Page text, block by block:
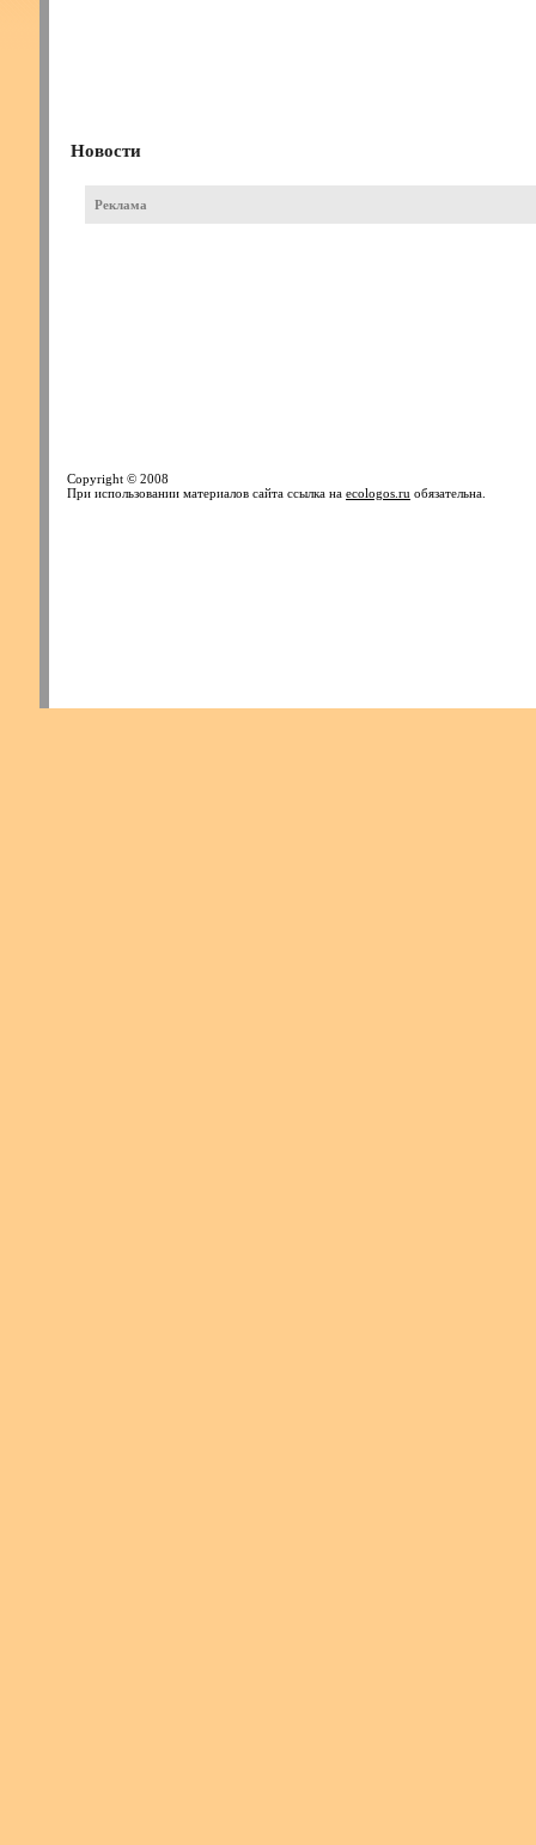
Новости
Реклама
Copyright © 2008
При использовании материалов сайта ссылка на ecologos.ru обязательна.